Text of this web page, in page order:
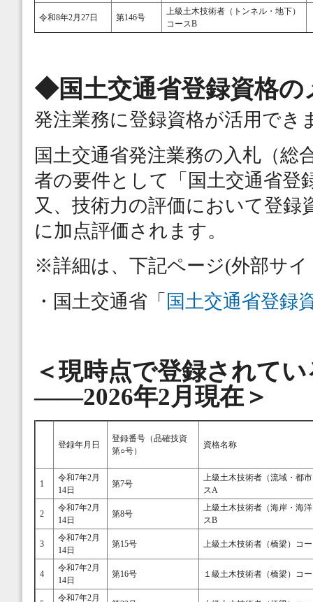
令和8年2月27日 第146号
上級土木技術者（トンネル・地下）
コースB
◆国土交通省登録資格
発注業務に登録資格が活用でき
国土交通省発注業務の入札（総
者の要件として「国土交通省登
又、技術力の評価において登
に加点評価されます。
※詳細は、下記ページ(外部サ
・国土交通省「 国土交通省登録
＜現時点で登録されて
――2026年2月現在＞
登録年月日
登録番号（品確技資
第○号）
資格名称
1
令和7年2月
14日
第7号
上級土木技術者（流域・都
スA
2
令和7年2月
14日
第8号
上級土木技術者（海岸・海
スB
3
令和7年2月
14日
第15号 上級土木技術者（橋梁）コ
4
令和7年2月
14日
第16号 １級土木技術者（橋梁）コ
令和7年2月